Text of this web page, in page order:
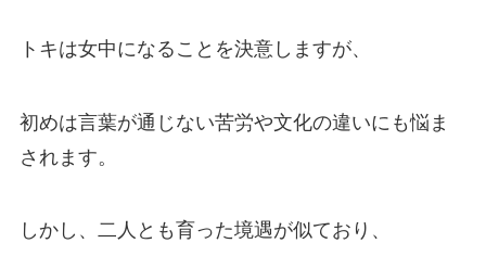
トキは女中になることを決意しますが、
初めは言葉が通じない苦労や文化の違いにも悩ま
されます。
しかし、二人とも育った境遇が似ており、